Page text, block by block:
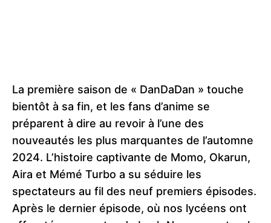
La première saison de « DanDaDan » touche
bientôt à sa fin, et les fans d’anime se
préparent à dire au revoir à l’une des
nouveautés les plus marquantes de l’automne
2024. L’histoire captivante de Momo, Okarun,
Aira et Mémé Turbo a su séduire les
spectateurs au fil des neuf premiers épisodes.
Après le dernier épisode, où nos lycéens ont